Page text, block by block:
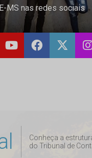
MS nas redes sociais
Conheça a
do Tribunal de